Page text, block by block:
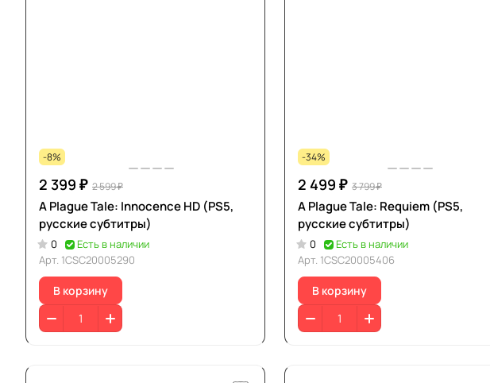
-8%
2 399 ₽ 2 599 ₽
A Plague Tale: Innocence HD (PS5,
русские субтитры)
0
Есть в наличии
Арт. 1CSC20005290
В корзину
-34%
2 499 ₽ 3 799 ₽
A Plague Tale: Requiem (PS5,
русские субтитры)
0
Есть в наличии
Арт. 1CSC20005406
В корзину